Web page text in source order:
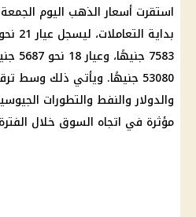
استقرت أسعار الذهب اليوم
بداية التعاملات، ليسجل عيار 21
7583 جنيهًا، وعيار 18 نحو 5687 جنيهًا، بينما بلغ
53080 جنيهًا. ويأتي ذلك وسط
والدولار والنفط والتطورات
مؤثرة في اتجاه السوق خلال